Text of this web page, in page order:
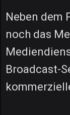
Neben dem
noch das
Broadcast-